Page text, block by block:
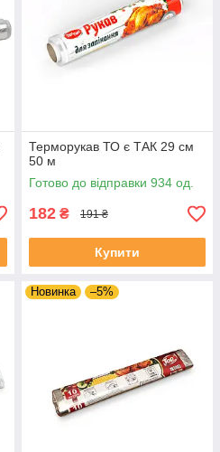
Терморукав ТО є ТАК 29 см
50 м
Готово до відправки 934 од.
182 ₴ 191 ₴
Купити
Новинка –5%